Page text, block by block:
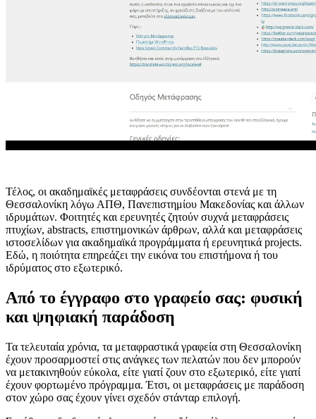
Τέλος, οι ακαδημαϊκές μεταφράσεις συνδέονται στενά με τη
Θεσσαλονίκη λόγω ΑΠΘ, Πανεπιστημίου Μακεδονίας και άλλων
ιδρυμάτων. Φοιτητές και ερευνητές ζητούν συχνά μεταφράσεις
πτυχίων, abstracts, επιστημονικών άρθρων, αλλά και μεταφράσεις
ιστοσελίδων για ακαδημαϊκά προγράμματα ή ερευνητικά projects.
Εδώ, η ποιότητα επηρεάζει την εικόνα του επιστήμονα ή του
ιδρύματος στο εξωτερικό.
Από το έγγραφο στο γραφείο σας: φυσική
και ψηφιακή παράδοση
Τα τελευταία χρόνια, τα μεταφραστικά γραφεία στη Θεσσαλονίκη
έχουν προσαρμοστεί στις ανάγκες των πελατών που δεν μπορούν
να μετακινηθούν εύκολα, είτε γιατί ζουν στο εξωτερικό, είτε γιατί
έχουν φορτωμένο πρόγραμμα. Έτσι, οι μεταφράσεις με παράδοση
στον χώρο σας έχουν γίνει σχεδόν στάνταρ επιλογή.